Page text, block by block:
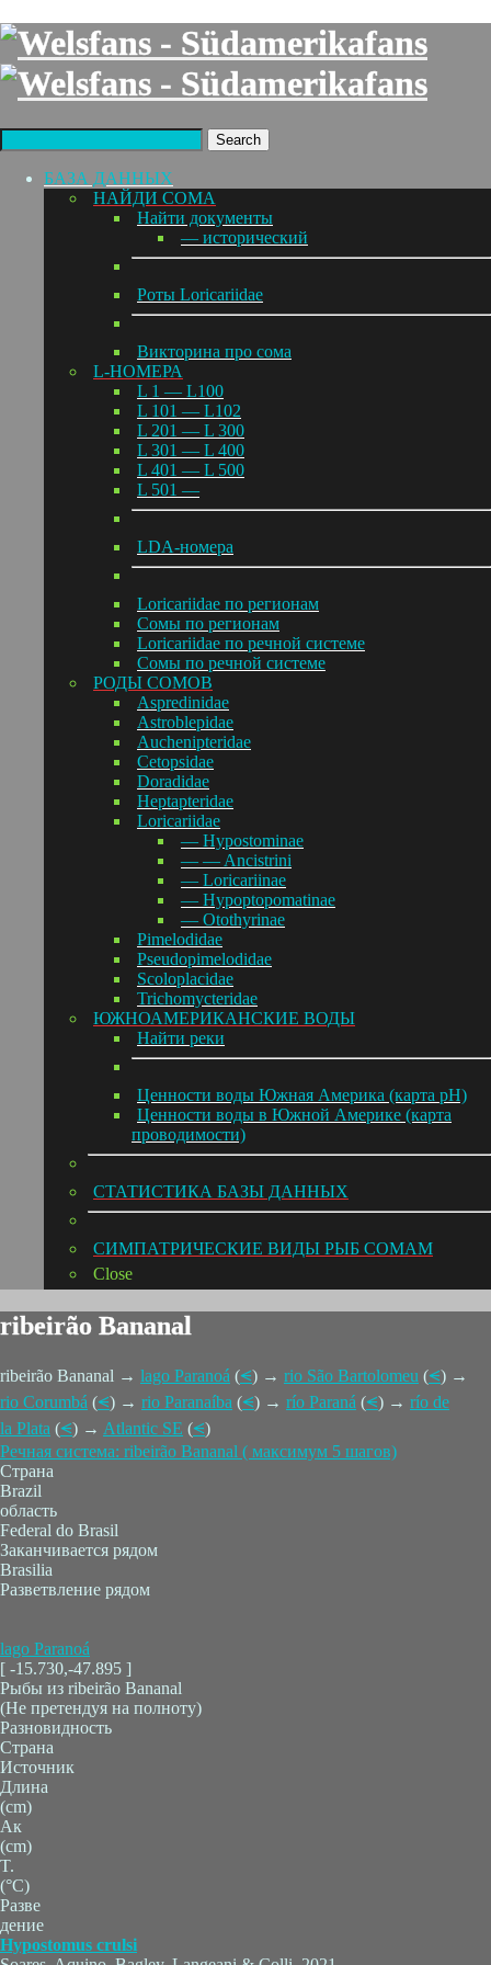
Search
БАЗА ДАННЫХ
НАЙДИ СОМА
Найти документы
— исторический
Роты Loricariidae
Викторина про сома
L-НОМЕРА
L 1 — L100
L 101 — L102
L 201 — L 300
L 301 — L 400
L 401 — L 500
L 501 —
LDA-номера
Loricariidae по регионам
Сомы по регионам
Loricariidae по речной системе
Сомы по речной системе
РОДЫ СОМОВ
Aspredinidae
Astroblepidae
Auchenipteridae
Cetopsidae
Doradidae
Heptapteridae
Loricariidae
— Hypostominae
— — Ancistrini
— Loricariinae
— Hypoptopomatinae
— Otothyrinae
Pimelodidae
Pseudopimelodidae
Scoloplacidae
Trichomycteridae
ЮЖНОАМЕРИКАНСКИЕ ВОДЫ
Hайти реки
Ценности воды Южная Америка (карта pH)
Ценности воды в Южной Америке (карта
проводимости)
СТАТИСТИКА БАЗЫ ДАННЫХ
СИМПАТРИЧЕСКИЕ ВИДЫ РЫБ СОМАМ
Close
ribeirão Bananal
ribeirão Bananal → lago Paranoá (⪪) → rio São Bartolomeu (⪪) →
rio Corumbá (⪪) → rio Paranaíba (⪪) → río Paraná (⪪) → río de
la Plata (⪪) → Atlantic SE (⪪)
Речная система: ribeirão Bananal ( максимум 5 шагов)
Страна
Brazil
область
Federal do Brasil
Заканчивается рядом
Brasilia
Разветвление рядом
lago Paranoá
[ -15.730,-47.895 ]
Рыбы из ribeirão Bananal
(Не претендуя на полноту)
Разновидность
Страна
Источник
Длина
(cm)
Ак
(cm)
T.
(°C)
Разве
дение
Hypostomus crulsi